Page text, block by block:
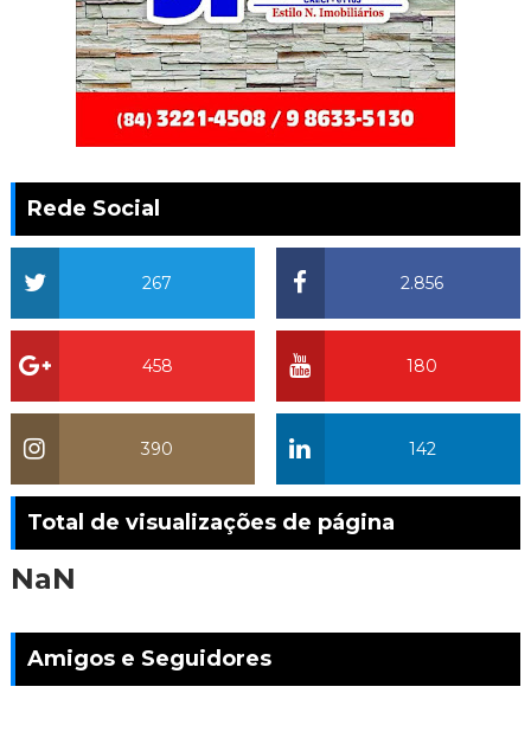
Rede Social
2.856
267
180
458
142
390
Total de visualizações de página
NaN
Amigos e Seguidores